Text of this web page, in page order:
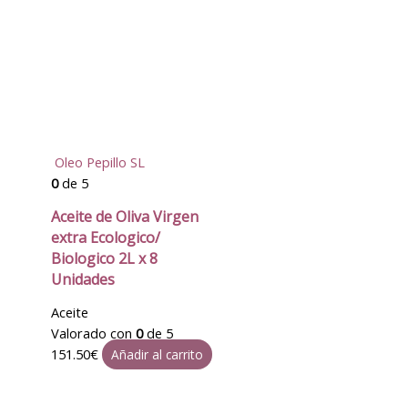
Oleo Pepillo SL
0de 5
Aceite de Oliva Virgen
extra Ecologico/
Biologico 2L x 8
Unidades
Aceite
Valorado con 0de 5
151.50€ Añadir al carrito